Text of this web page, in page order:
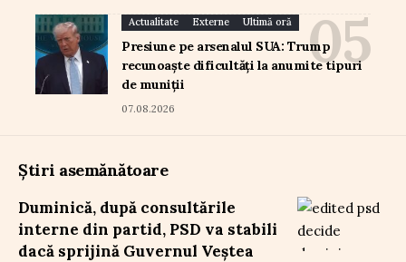
Actualitate Externe Ultimă oră
Presiune pe arsenalul SUA: Trump
recunoaște dificultăți la anumite tipuri
de muniții
07.08.2026
Știri asemănătoare
Duminică, după consultările
interne din partid, PSD va stabili
dacă sprijină Guvernul Veștea